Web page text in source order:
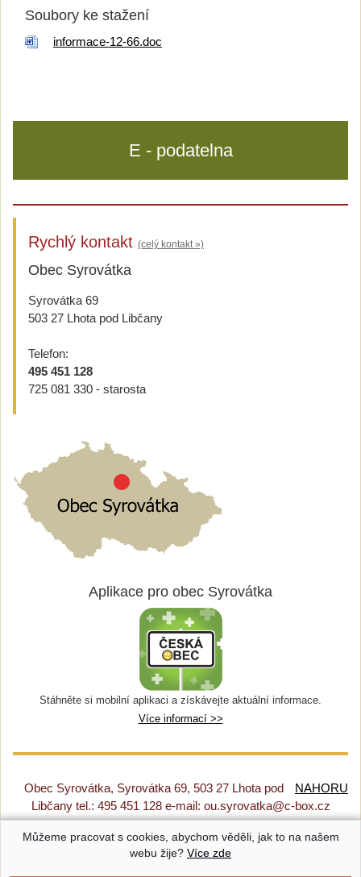
Soubory ke stažení
informace-12-66.doc
E - podatelna
Rychlý kontakt (celý kontakt »)
Obec Syrovátka
Syrovátka 69
503 27 Lhota pod Libčany
Telefon:
495 451 128
725 081 330 - starosta
Aplikace pro obec Syrovátka
Stáhněte si mobilní aplikaci a získávejte aktuální informace.
Více informací >>
NAHORU
Obec Syrovátka, Syrovátka 69, 503 27 Lhota pod
Libčany tel.: 495 451 128 e-mail: ou.syrovatka@c-box.cz
Prohlášení o přístupnosti|Původní web|Nastavení cookies
Můžeme pracovat s cookies, abychom věděli, jak to na našem
webu žije? Více zde